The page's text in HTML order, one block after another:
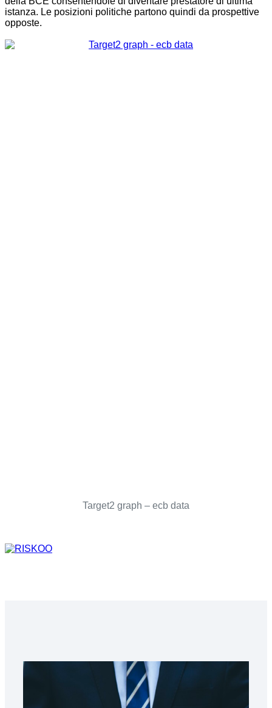
istanza. Le posizioni politiche partono quindi da prospettive
opposte.
Target2 graph – ecb data